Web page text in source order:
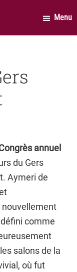
Menu
annuel
du Gers
Aymeri de
nouvellement
comme
salons de la
où fut